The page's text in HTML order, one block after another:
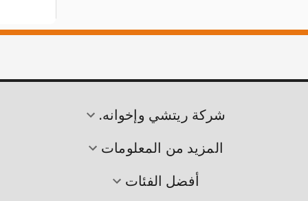
شركة ريتشي وإخوانه.
المزيد من المعلومات
أفضل الفئات